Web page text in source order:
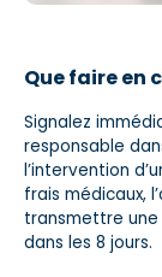
Que faire en
Signalez
responsable
l’intervention
frais médicaux,
transmettre une
dans les 8 jours.